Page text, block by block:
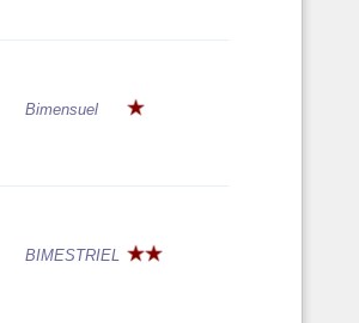
Bimensuel
BIMESTRIEL